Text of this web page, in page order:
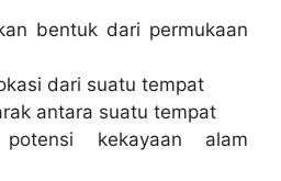
bentuk dari permukaan
dari suatu tempat
antara suatu tempat
potensi kekayaan alam